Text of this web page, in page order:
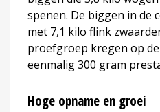
spenen. De biggen in de
met 7,1 kilo flink
proefgroep kregen op
eenmalig 300 gram
Hoge opname en groei